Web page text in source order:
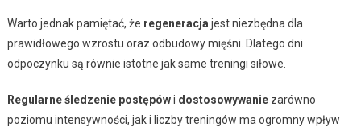
Warto jednak pamiętać, że regeneracja jest niezbędna dla
prawidłowego wzrostu oraz odbudowy mięśni. Dlatego dni
odpoczynku są równie istotne jak same treningi siłowe.
Regularne śledzenie postępówi dostosowywaniezarówno
poziomu intensywności, jak i liczby treningów ma ogromny wpływ